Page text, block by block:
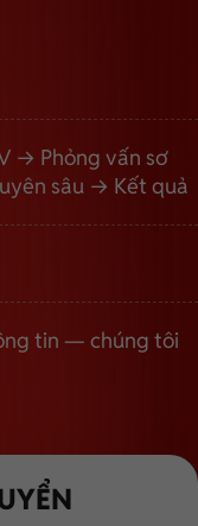
→ Phỏng vấn sơ
sâu → Kết quả
tin — chúng tôi